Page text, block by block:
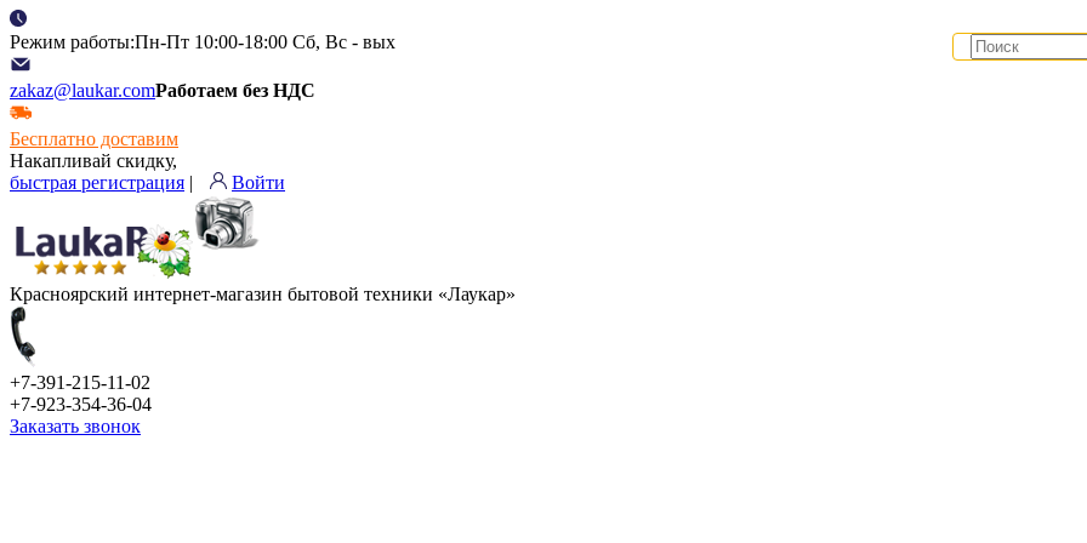
Режим работы:Пн-Пт 10:00-18:00 Сб, Вс - вых
zakaz@laukar.comРаботаем без НДС
Бесплатно доставим
Накапливай скидку,
быстрая регистрация | Войти
Красноярский интернет-магазин бытовой техники «Лаукар»
+7-391-215-11-02
+7-923-354-36-04
Заказать звонок